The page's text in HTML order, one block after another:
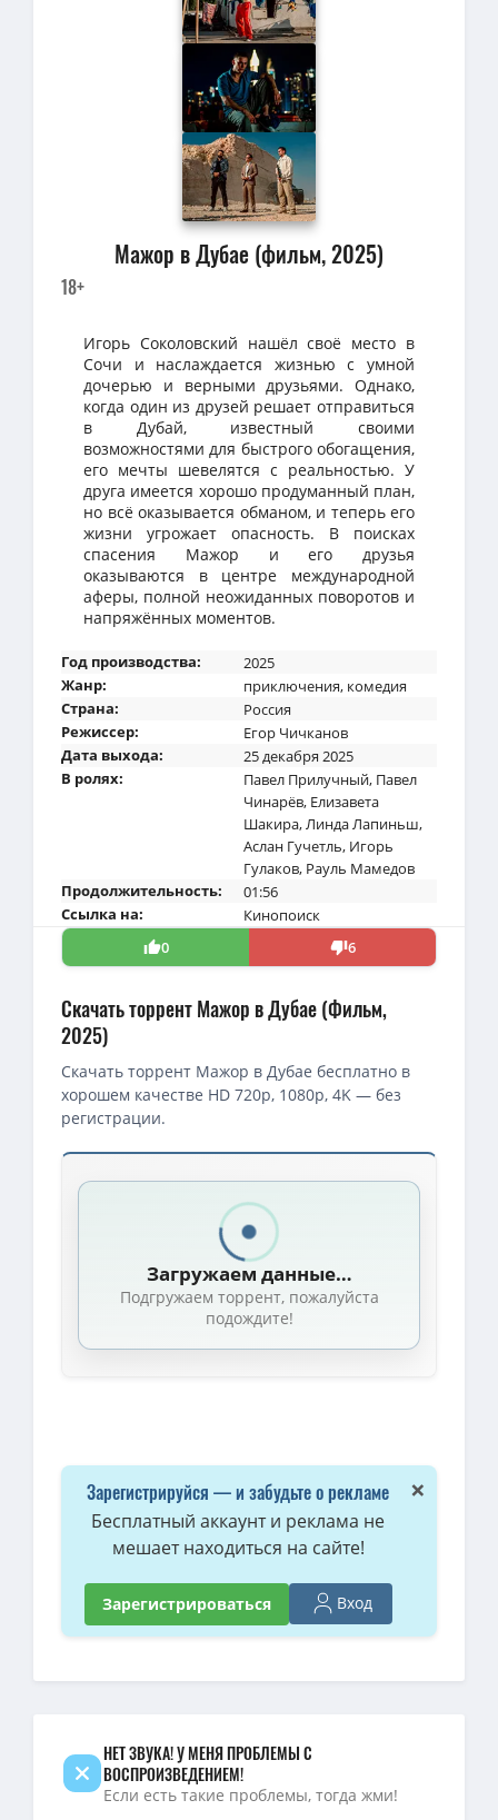
Мажор в Дубае (фильм, 2025)
18+
Игорь Соколовский нашёл своё место в
Сочи и наслаждается жизнью с умной
дочерью и верными друзьями. Однако,
когда один из друзей решает отправиться
в Дубай, известный своими
возможностями для быстрого обогащения,
его мечты шевелятся с реальностью. У
друга имеется хорошо продуманный план,
но всё оказывается обманом, и теперь его
жизни угрожает опасность. В поисках
спасения Мажор и его друзья
оказываются в центре международной
аферы, полной неожиданных поворотов и
напряжённых моментов.
Год производства:
2025
Жанр:
приключения, комедия
Страна:
Россия
Режиссер:
Егор Чичканов
Дата выхода:
25 декабря 2025
В ролях:
Павел Прилучный, Павел
Чинарёв, Елизавета
Шакира,Линда Лапиньш,
Аслан Гучетль, Игорь
Гулаков, Рауль Мамедов
Продолжительность:
01:56
Ссылка на:
Кинопоиск
0
6
Скачать торрент Мажор в Дубае (Фильм,
2025)
Скачать торрент Мажор в Дубае бесплатно в
хорошем качестве HD 720p, 1080p, 4K — без
регистрации.
Загружаем данные…
Подгружаем торрент, пожалуйста
подождите!
×
Зарегистрируйся — и забудьте о рекламе
Бесплатный аккаунт и реклама не
мешает находиться на сайте!
Зарегистрироваться Вход
НЕТ ЗВУКА! У МЕНЯ ПРОБЛЕМЫ С
ВОСПРОИЗВЕДЕНИЕМ!
Если есть такие проблемы, тогда жми!